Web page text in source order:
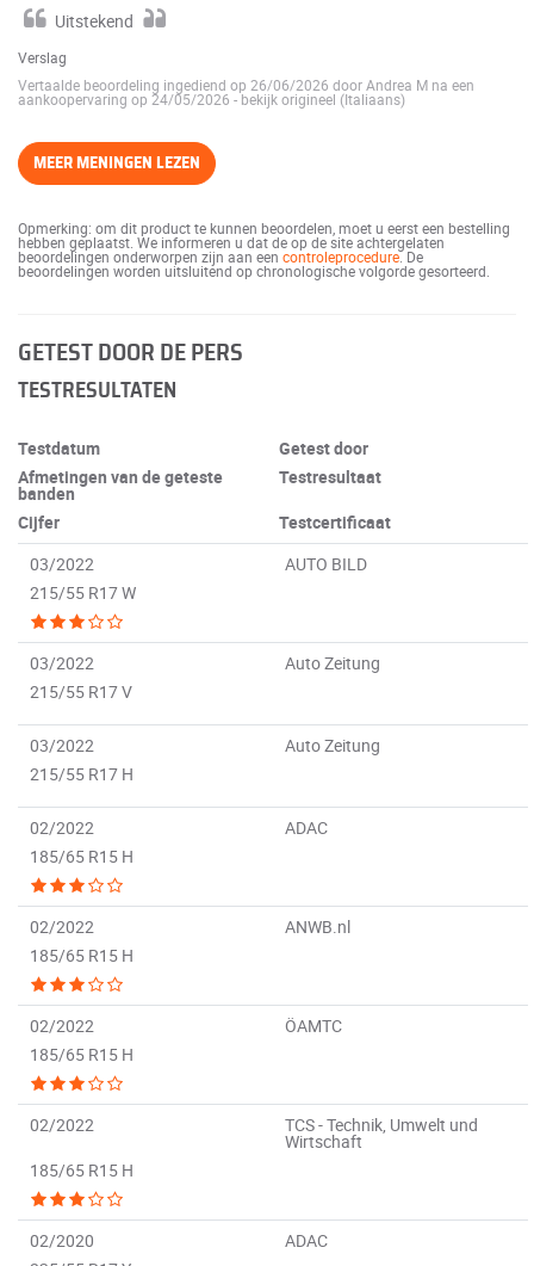
Uitstekend
Verslag
Vertaalde beoordeling ingediend op 26/06/2026 door Andrea M na een
aankoopervaring op 24/05/2026 -bekijk origineel (Italiaans)
MEER MENINGEN LEZEN
Opmerking: om dit product te kunnen beoordelen, moet u eerst een bestelling
hebben geplaatst. We informeren u dat de op de site achtergelaten
beoordelingen onderworpen zijn aan een controleprocedure. De
beoordelingen worden uitsluitend op chronologische volgorde gesorteerd.
GETEST DOOR DE PERS
TESTRESULTATEN
Testdatum
Getest door
Afmetingen van de geteste
banden
Testresultaat
Cijfer
Testcertificaat
03/2022
AUTO BILD
215/55 R17 W
03/2022
Auto Zeitung
215/55 R17 V
03/2022
Auto Zeitung
215/55 R17 H
02/2022
ADAC
185/65 R15 H
02/2022
ANWB.nl
185/65 R15 H
02/2022
ÖAMTC
185/65 R15 H
02/2022 TCS - Technik, Umwelt und
Wirtschaft
185/65 R15 H
02/2020
ADAC